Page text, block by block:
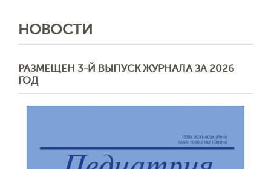
НОВОСТИ
РАЗМЕЩЕН 3-Й ВЫПУСК ЖУРНАЛА ЗА 2026
ГОД